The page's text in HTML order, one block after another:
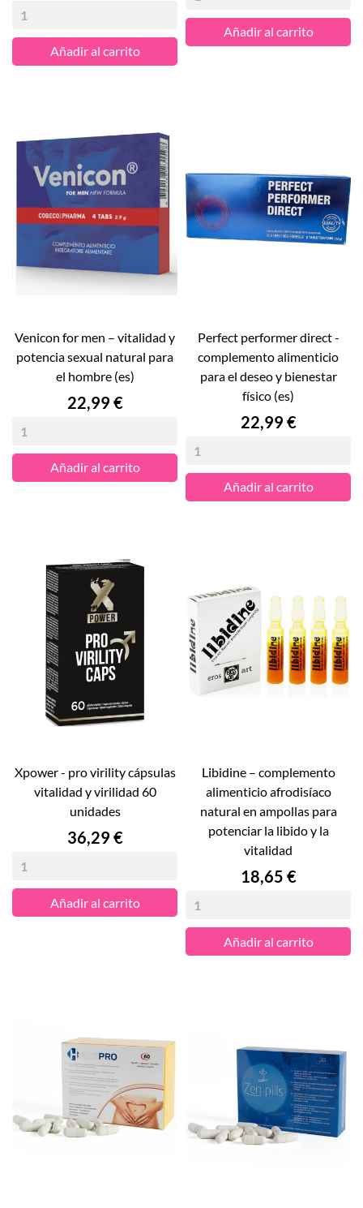
Añadir al carrito
Añadir al carrito
venicon for men – vitalidad y
potencia sexual natural para
el hombre (es)
Precio
22,99 €
Añadir al carrito
perfect performer direct -
complemento alimenticio
para el deseo y bienestar
físico (es)
Precio
22,99 €
Añadir al carrito
xpower - pro virility cápsulas
vitalidad y virilidad 60
unidades
Precio
36,29 €
Añadir al carrito
libidine – complemento
alimenticio afrodisíaco
natural en ampollas para
potenciar la libido y la
vitalidad
Precio
18,65 €
Añadir al carrito